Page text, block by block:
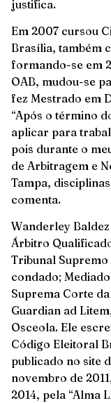
justifica.
Em 2007 cursou
Brasília, também
formando-se em
OAB, mudou-se
fez Mestrado em
“Após o término
aplicar para
pois durante o
de Arbitragem e
Tampa,
comenta.
Wanderley
Árbitro
Tribunal
condado;
Suprema Corte
Guardian ad
Osceola. Ele
Código Eleitoral
publicado no site
novembro de
2014, pela “Alma